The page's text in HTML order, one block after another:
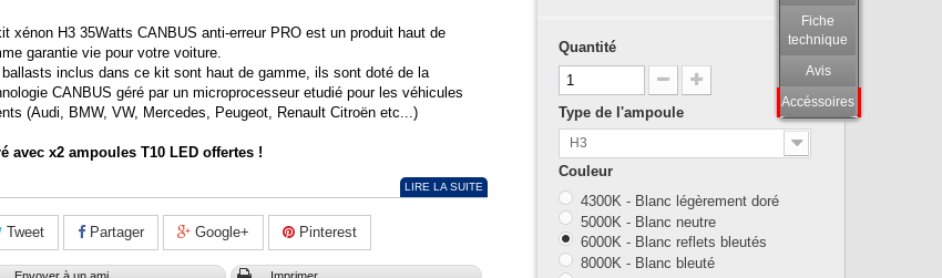
Fiche
technique
Avis
Accéssoires
xénon H3 35Watts CANBUS anti-erreur PRO est un produit haut de
garantie vie pour votre voiture.
ballasts inclus dans ce kit sont haut de gamme, ils sont doté de la
CANBUS géré par un microprocesseur etudié pour les véhicules
(Audi, BMW, VW, Mercedes, Peugeot, Renault Citroën etc...)
avec x2 ampoules T10 LED offertes !
LIRE LA SUITE
Tweet Partager Google+ Pinterest
Quantité
Type de l'ampoule
H3
Couleur
4300K - Blanc légèrement doré
5000K - Blanc neutre
6000K - Blanc reflets bleutés
8000K - Blanc bleuté